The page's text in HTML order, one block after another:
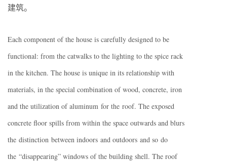
建筑。
Each component of the house is carefully designed to be
functional: from the catwalks to the lighting to the spice rack
in the kitchen. The house is unique in its relationship with
materials, in the special combination of wood, concrete, iron
and the utilization of aluminum for the roof. The exposed
concrete floor spills from within the space outwards and blurs
the distinction between indoors and outdoors and so do
the “disappearing” windows of the building shell. The roof